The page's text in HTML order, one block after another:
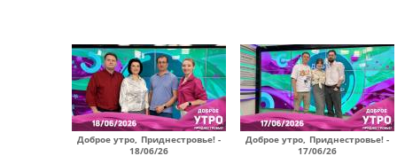
Доброе утро, Приднестровье! -
18/06/26
Доброе утро, Приднестровье! -
17/06/26